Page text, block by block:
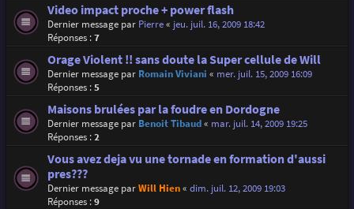
Video impact proche + power flash
Dernier message par Pierre« jeu. juil. 16, 2009 18:42
Réponses :7
Orage Violent !! sans doute la Super cellule de Will
Dernier message par Romain Viviani « mer. juil. 15, 2009 16:09
Réponses :5
Maisons brulées par la foudre en Dordogne
Dernier message par Benoit Tibaud« mar. juil. 14, 2009 19:25
Réponses :2
Vous avez deja vu une tornade en formation d'aussi
pres???
Dernier message parWill Hien« dim. juil. 12, 2009 19:03
Réponses :9